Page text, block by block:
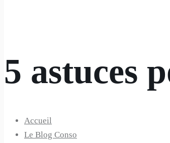
5 astuces
Accueil
Le Blog Conso